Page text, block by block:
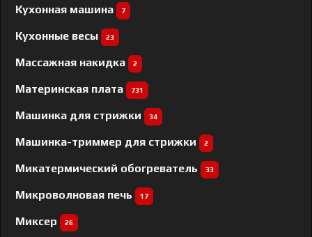
Кухонная машина 7
Кухонные весы 23
Массажная накидка 2
Материнская плата 731
Машинка для стрижки 34
Машинка-триммер для стрижки 2
Микатермический обогреватель 33
Микроволновая печь 17
Миксер 26